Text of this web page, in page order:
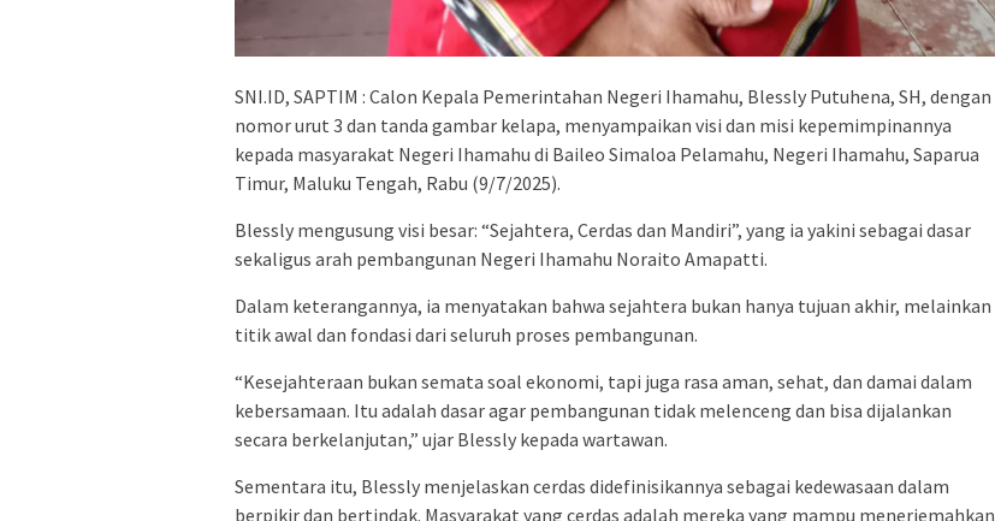
SNI.ID, SAPTIM : Calon Kepala Pemerintahan Negeri Ihamahu, Blessly Putuhena, SH, dengan
nomor urut 3 dan tanda gambar kelapa, menyampaikan visi dan misi kepemimpinannya
kepada masyarakat Negeri Ihamahu di Baileo Simaloa Pelamahu, Negeri Ihamahu, Saparua
Timur, Maluku Tengah, Rabu (9/7/2025).
Blessly mengusung visi besar: “Sejahtera, Cerdas dan Mandiri”, yang ia yakini sebagai dasar
sekaligus arah pembangunan Negeri Ihamahu Noraito Amapatti.
Dalam keterangannya, ia menyatakan bahwa sejahtera bukan hanya tujuan akhir, melainkan
titik awal dan fondasi dari seluruh proses pembangunan.
“Kesejahteraan bukan semata soal ekonomi, tapi juga rasa aman, sehat, dan damai dalam
kebersamaan. Itu adalah dasar agar pembangunan tidak melenceng dan bisa dijalankan
secara berkelanjutan,” ujar Blessly kepada wartawan.
Sementara itu, Blessly menjelaskan cerdas didefinisikannya sebagai kedewasaan dalam
berpikir dan bertindak. Masyarakat yang cerdas adalah mereka yang mampu menerjemahkan